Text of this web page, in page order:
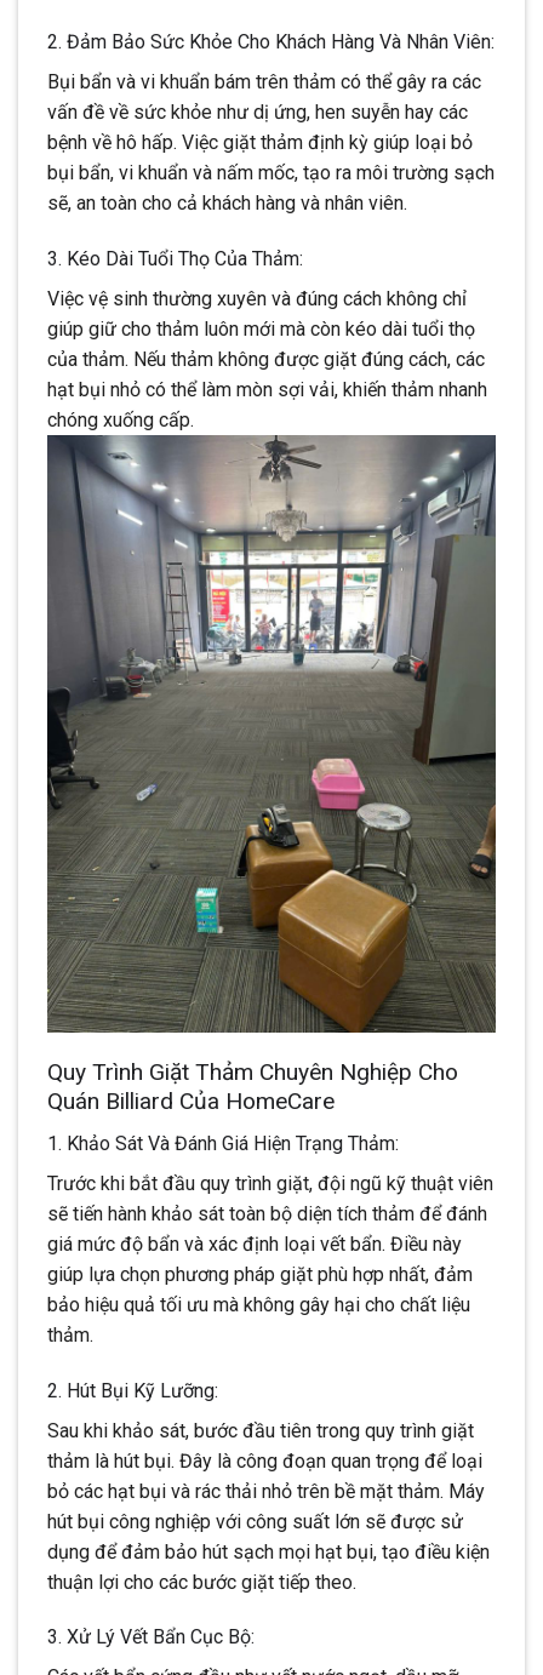
2. Đảm Bảo Sức Khỏe Cho Khách Hàng Và Nhân Viên:
Bụi bẩn và vi khuẩn bám trên thảm có thể gây ra các
vấn đề về sức khỏe như dị ứng, hen suyễn hay các
bệnh về hô hấp. Việc giặt thảm định kỳ giúp loại bỏ
bụi bẩn, vi khuẩn và nấm mốc, tạo ra môi trường sạch
sẽ, an toàn cho cả khách hàng và nhân viên.
3. Kéo Dài Tuổi Thọ Của Thảm:
Việc vệ sinh thường xuyên và đúng cách không chỉ
giúp giữ cho thảm luôn mới mà còn kéo dài tuổi thọ
của thảm. Nếu thảm không được giặt đúng cách, các
hạt bụi nhỏ có thể làm mòn sợi vải, khiến thảm nhanh
chóng xuống cấp.
Quy Trình Giặt Thảm Chuyên Nghiệp Cho
Quán Billiard Của HomeCare
1. Khảo Sát Và Đánh Giá Hiện Trạng Thảm:
Trước khi bắt đầu quy trình giặt, đội ngũ kỹ thuật viên
sẽ tiến hành khảo sát toàn bộ diện tích thảm để đánh
giá mức độ bẩn và xác định loại vết bẩn. Điều này
giúp lựa chọn phương pháp giặt phù hợp nhất, đảm
bảo hiệu quả tối ưu mà không gây hại cho chất liệu
thảm.
2. Hút Bụi Kỹ Lưỡng:
Sau khi khảo sát, bước đầu tiên trong quy trình giặt
thảm là hút bụi. Đây là công đoạn quan trọng để loại
bỏ các hạt bụi và rác thải nhỏ trên bề mặt thảm. Máy
hút bụi công nghiệp với công suất lớn sẽ được sử
dụng để đảm bảo hút sạch mọi hạt bụi, tạo điều kiện
thuận lợi cho các bước giặt tiếp theo.
3. Xử Lý Vết Bẩn Cục Bộ: